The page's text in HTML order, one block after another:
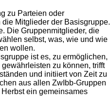
zu Parteien oder
Mitglieder der Basisgruppe.
Die Gruppenmitglieder, die
selbst, was, wie und wie
wollen.
ist es, zu ermöglichen,
zu können, trifft
und initiiert von Zeit zu
aus allen ZwIbb-Gruppen
ein gemeinsames